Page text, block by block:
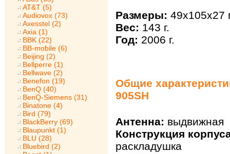
AT&T (5)
Audiovox (73)
Axesstel (2)
Axia (1)
BBK (22)
BB-mobile (6)
Beijing (2)
Bellperre (1)
Bellwave (2)
Benefon (19)
BenQ (40)
BenQ-Siemens (31)
Binatone (4)
Bird (79)
BlackBerry (69)
Blaupunkt (1)
BLU (28)
Bluebird (2)
Размеры: 49x105x27
Вес: 143 г.
Год: 2006 г.
Общие
905SH
Антенна: выдвижная
Конструкция
раскладушка